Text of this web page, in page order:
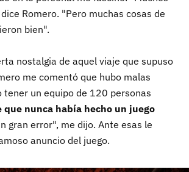
Romero. "Pero muchas cosas de
bien".
nostalgia de aquel viaje que supuso
me comentó que hubo malas
tener un equipo de 120 personas
que nunca había hecho un juego
gran error", me dijo. Ante esas le
anuncio del juego.